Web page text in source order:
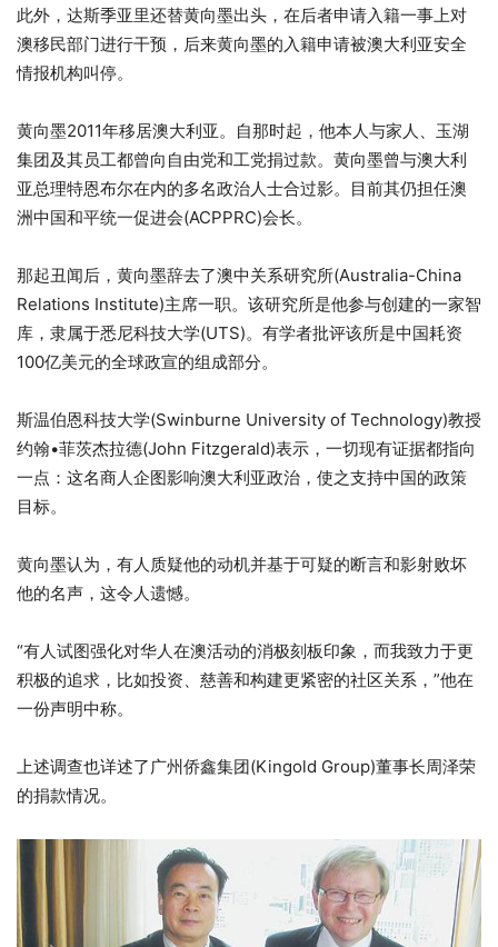
此外，达斯季亚里还替黄向墨出头，在后者申请入籍一事上对
澳移民部门进行干预，后来黄向墨的入籍申请被澳大利亚安全
情报机构叫停。
黄向墨2011年移居澳大利亚。自那时起，他本人与家人、玉湖
集团及其员工都曾向自由党和工党捐过款。黄向墨曾与澳大利
亚总理特恩布尔在内的多名政治人士合过影。目前其仍担任澳
洲中国和平统一促进会(ACPPRC)会长。
那起丑闻后，黄向墨辞去了澳中关系研究所(Australia-China
Relations Institute)主席一职。该研究所是他参与创建的一家智
库，隶属于悉尼科技大学(UTS)。有学者批评该所是中国耗资
100亿美元的全球政宣的组成部分。
斯温伯恩科技大学(Swinburne University of Technology)教授
约翰•菲茨杰拉德(John Fitzgerald)表示，一切现有证据都指向
一点：这名商人企图影响澳大利亚政治，使之支持中国的政策
目标。
黄向墨认为，有人质疑他的动机并基于可疑的断言和影射败坏
他的名声，这令人遗憾。
“有人试图强化对华人在澳活动的消极刻板印象，而我致力于更
积极的追求，比如投资、慈善和构建更紧密的社区关系，”他在
一份声明中称。
上述调查也详述了广州侨鑫集团(Kingold Group)董事长周泽荣
的捐款情况。